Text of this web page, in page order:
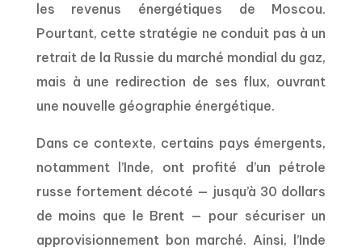
les revenus énergétiques de Moscou.
Pourtant, cette stratégie ne conduit pas à un
retrait de la Russie du marché mondial du gaz,
mais à une redirection de ses flux, ouvrant
une nouvelle géographie énergétique.
Dans ce contexte, certains pays émergents,
notamment l’Inde, ont profité d’un pétrole
russe fortement décoté — jusqu’à 30 dollars
de moins que le Brent — pour sécuriser un
approvisionnement bon marché. Ainsi, l’Inde